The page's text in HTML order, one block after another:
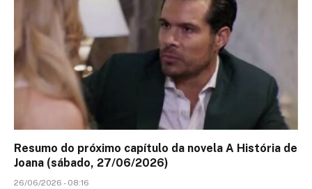
Resumo do próximo capítulo da novela A História de
Joana (sábado, 27/06/2026)
26/06/2026 - 08:16